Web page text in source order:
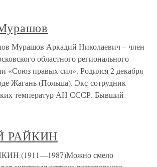
Мурашов Аркадий Николаевич – член
областного регионального
«Союз правых сил». Родился 2 декабря
Жагань (Польша). Экс-сотрудник
температур АН СССР. Бывший
РАЙКИН
(1911—1987)Можно смело